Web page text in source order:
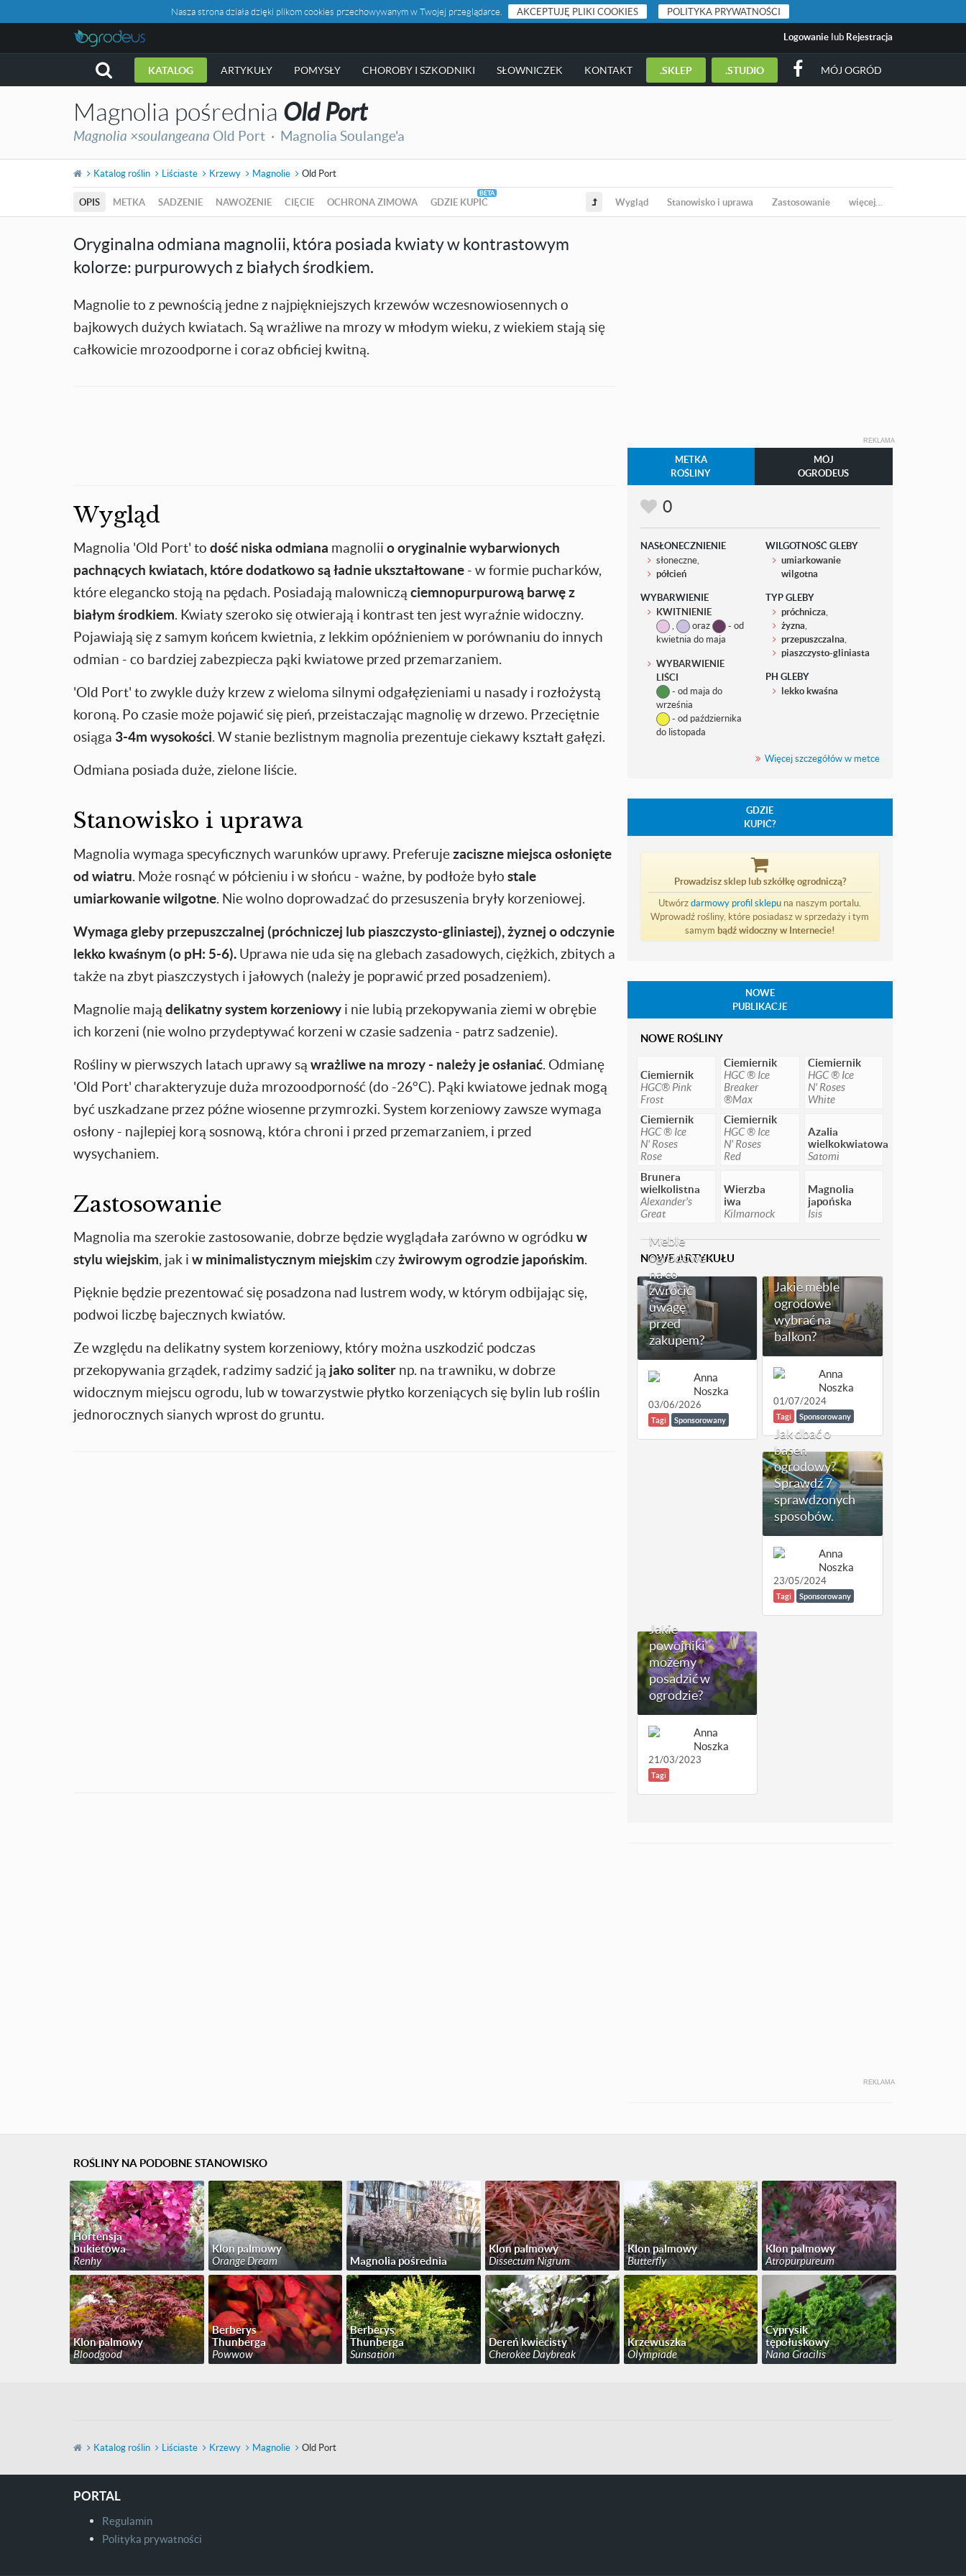
Nasza strona działa dzięki plikom cookies przechowywanym w Twojej przeglądarce. AKCEPTUJĘ PLIKI COOKIES POLITYKA PRYWATNOŚCI
Logowanie lub Rejestracja
KATALOG ARTYKUŁY POMYSŁY CHOROBY I SZKODNIKI SŁOWNICZEK KONTAKT .SKLEP .STUDIO MÓJ OGRÓD
Magnolia pośrednia Old Port
Magnolia ×soulangeana Old Port · Magnolia Soulange'a
Katalog roślin Liściaste Krzewy Magnolie Old Port
OPIS METKA SADZENIE NAWOŻENIE CIĘCIE OCHRONA ZIMOWA GDZIE KUPIĆ Wygląd Stanowisko i uprawa Zastosowanie więcej…
Oryginalna odmiana magnolii, która posiada kwiaty w kontrastowym
kolorze: purpurowych z białych środkiem.
Magnolie to z pewnością jedne z najpiękniejszych krzewów wczesnowiosennych o
bajkowych dużych kwiatach. Są wrażliwe na mrozy w młodym wieku, z wiekiem stają się
całkowicie mrozoodporne i coraz obficiej kwitną.
Wygląd
Magnolia 'Old Port' to dość niska odmiana magnolii o oryginalnie wybarwionych
pachnących kwiatach, które dodatkowo są ładnie ukształtowane - w formie pucharków,
które elegancko stoją na pędach. Posiadają malowniczą ciemnopurpurową barwę z
białym środkiem. Kwiaty szeroko się otwierają i kontrast ten jest wyraźnie widoczny.
Pojawiają się z samym końcem kwietnia, z lekkim opóźnieniem w porównaniu do innych
odmian - co bardziej zabezpiecza pąki kwiatowe przed przemarzaniem.
'Old Port' to zwykle duży krzew z wieloma silnymi odgałęzieniami u nasady i rozłożystą
koroną. Po czasie może pojawić się pień, przeistaczając magnolię w drzewo. Przeciętnie
osiąga 3-4m wysokości. W stanie bezlistnym magnolia prezentuje ciekawy kształt gałęzi.
Odmiana posiada duże, zielone liście.
Stanowisko i uprawa
Magnolia wymaga specyficznych warunków uprawy. Preferujezaciszne miejsca osłonięte
od wiatru. Może rosnąć w półcieniu i w słońcu - ważne, by podłoże było stale
umiarkowanie wilgotne. Nie wolno doprowadzać do przesuszenia bryły korzeniowej.
Wymaga gleby przepuszczalnej (próchniczej lub piaszczysto-gliniastej), żyznej o odczynie
lekko kwaśnym (o pH: 5-6). Uprawa nie uda się na glebach zasadowych, ciężkich, zbitych a
także na zbyt piaszczystych i jałowych (należy je poprawić przed posadzeniem).
Magnolie mają delikatny system korzeniowy i nie lubią przekopywania ziemi w obrębie
ich korzeni (nie wolno przydeptywać korzeni w czasie sadzenia - patrz sadzenie).
Rośliny w pierwszych latach uprawy są wrażliwe na mrozy - należy je osłaniać. Odmianę
'Old Port' charakteryzuje duża mrozoodporność (do -26°C). Pąki kwiatowe jednak mogą
być uszkadzane przez późne wiosenne przymrozki. System korzeniowy zawsze wymaga
osłony - najlepiej korą sosnową, która chroni i przed przemarzaniem, i przed
wysychaniem.
Zastosowanie
Magnolia ma szerokie zastosowanie, dobrze będzie wyglądała zarówno w ogródku w
stylu wiejskim, jak i w minimalistycznym miejskim czyżwirowym ogrodzie japońskim.
Pięknie będzie prezentować się posadzona nad lustrem wody, w którym odbijając się,
podwoi liczbę bajecznych kwiatów.
Ze względu na delikatny system korzeniowy, który można uszkodzić podczas
przekopywania grządek, radzimy sadzić ją jako soliter np. na trawniku, w dobrze
widocznym miejscu ogrodu, lub w towarzystwie płytko korzeniących się bylin lub roślin
jednorocznych sianych wprost do gruntu.
REKLAMA
METKA
ROŚLINY
MÓJ
OGRODEUS
0
NASŁONECZNIENIE
słoneczne,
półcień
WYBARWIENIE
KWITNIENIE
,
oraz
- od
kwietnia do maja
WYBARWIENIE
LIŚCI
- od maja do
września
- od października
do listopada
WILGOTNOŚĆ GLEBY
umiarkowanie
wilgotna
TYP GLEBY
próchnicza
żyzna
przepuszczalna
piaszczysto-gliniasta
PH GLEBY
lekko kwaśna
Więcej szczegółów w metce
GDZIE
KUPIĆ?
Prowadzisz sklep lub szkółkę ogrodniczą?
Utwórzdarmowy profil sklepu na naszym portalu.
Wprowadź rośliny, które posiadasz w sprzedaży i tym
samym bądź widoczny w Internecie!
NOWE
PUBLIKACJE
NOWE ROŚLINY
Ciemiernik
HGC® Pink
Frost
Ciemiernik
HGC ® Ice
Breaker
®Max
Ciemiernik
HGC ® Ice
N' Roses
White
Ciemiernik
HGC ® Ice
N' Roses
Rose
Ciemiernik
HGC ® Ice
N' Roses
Red
Azalia
wielkokwiatowa
Satomi
Brunera
wielkolistna
Alexander's
Great
Wierzba
iwa
Kilmarnock
Magnolia
japońska
Isis
NOWE ARTYKUŁU
Meble
ogrodowe -
na co
zwrócić
uwagę
przed
zakupem?
Anna
Noszka
03/06/2026
Tagi Sponsorowany
Jakie meble
ogrodowe
wybrać na
balkon?
Anna
Noszka
01/07/2024
Tagi Sponsorowany
Jak dbać o
basen
ogrodowy?
Sprawdź 7
sprawdzonych
sposobów.
Anna
Noszka
23/05/2024
Tagi Sponsorowany
Jakie
powojniki
możemy
posadzić w
ogrodzie?
Anna
Noszka
21/03/2023
Tagi
REKLAMA
ROŚLINY NA PODOBNE STANOWISKO
Hortensja
bukietowa
Renhy
Klon palmowy
Orange Dream
Magnolia pośrednia
Klon palmowy
Dissectum Nigrum
Klon palmowy
Butterfly
Klon palmowy
Atropurpureum
Klon palmowy
Bloodgood
Berberys
Thunberga
Powwow
Berberys
Thunberga
Sunsation
Dereń kwiecisty
Cherokee Daybreak
Krzewuszka
Olympiade
Cyprysik
tępołuskowy
Nana Gracilis
Katalog roślin Liściaste Krzewy Magnolie Old Port
PORTAL
Regulamin
Polityka prywatności